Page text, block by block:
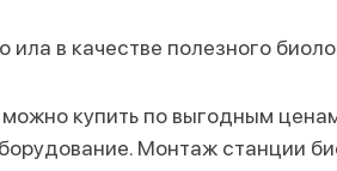
в качестве полезного
купить по выгодным
Монтаж станции